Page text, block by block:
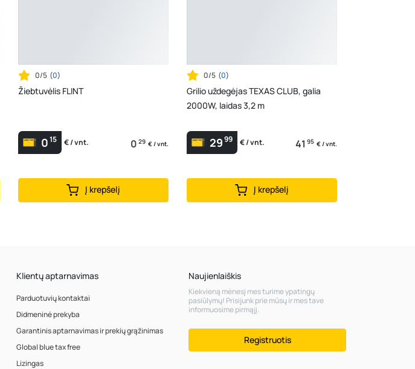
0/5 (0)
Žiebtuvėlis FLINT
015 € / vnt. 0 29 € / vnt.
Į krepšelį
0/5 (0)
Grilio uždegėjas TEXAS CLUB, galia
2000W, laidas 3,2 m
2999 € / vnt. 41 95 € / vnt.
Į krepšelį
Klientų aptarnavimas
Parduotuvių kontaktai
Didmeninė prekyba
Garantinis aptarnavimas ir prekių grąžinimas
Global blue tax free
Lizingas
Naujienlaiškis
Kiekvieną mėnesį mes turime ypatingų
pasiūlymų! Prisijunk prie mūsų ir mes tave
informuosime pirmąjį.
Registruotis